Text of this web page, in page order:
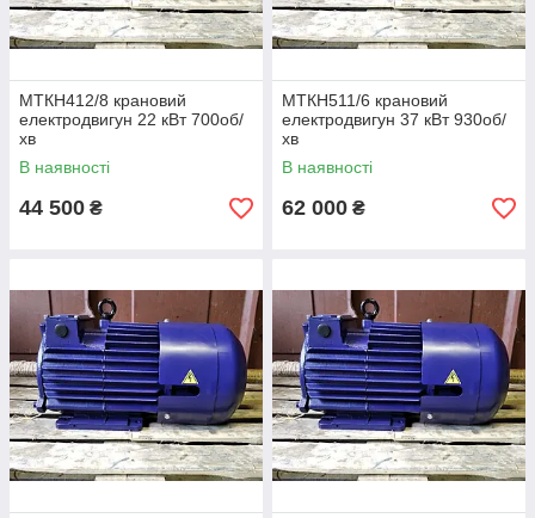
МТКН412/8 крановий
електродвигун 22 кВт 700об/
хв
В наявності
44 500 ₴
МТКН511/6 крановий
електродвигун 37 кВт 930об/
хв
В наявності
62 000 ₴